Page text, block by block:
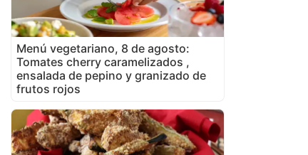
Menú vegetariano, 8 de agosto:
Tomates cherry caramelizados ,
ensalada de pepino y granizado de
frutos rojos